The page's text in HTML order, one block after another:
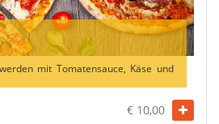
mit Tomatensauce, Käse und
€ 10,00